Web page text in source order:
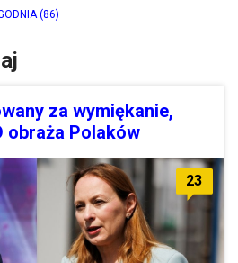
(86)
za wymiękanie,
obraża Polaków
23